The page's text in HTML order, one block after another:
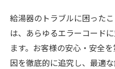
給湯器のトラブルに困った
は、あらゆるエラーコード
ます。お客様の安心・安全
因を徹底的に追究し、最適